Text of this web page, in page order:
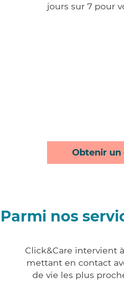
jours sur 7 pour
Obtenir un
Parmi nos
Click&Care intervient
mettant en contact
de vie les plus